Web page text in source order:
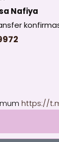
Nafiya
https://